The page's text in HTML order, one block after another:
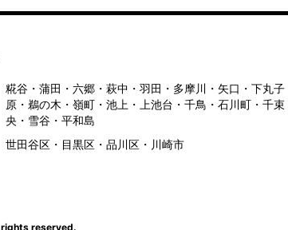
糀谷・蒲田・六郷・萩中・羽田・多摩川・矢口・下丸
原・鵜の木・嶺町・池上・上池台・千鳥・石川町・千
央・雪谷・平和島
世田谷区・目黒区・品川区・川崎市
reserved.